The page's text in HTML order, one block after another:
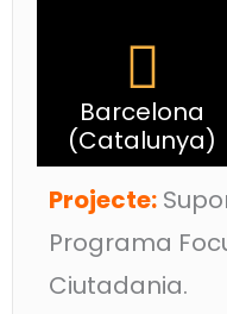
Barcelona
(Catalunya)
Projecte:
Programa
Ciutadania.